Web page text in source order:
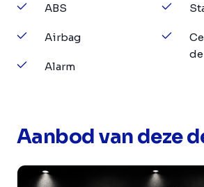
ABS
Airbag
Alarm
Aanbod van deze